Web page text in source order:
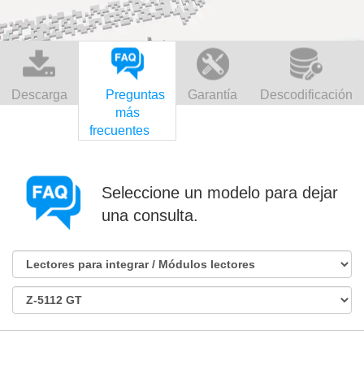
Descarga
Preguntas
más
frecuentes
Garantía Descodificación
Seleccione un modelo para dejar
una consulta.